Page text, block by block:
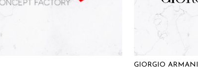
GIORGIO ARMANI